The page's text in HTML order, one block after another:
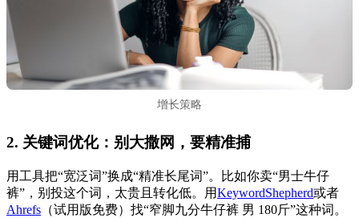
增长策略
2. 关键词优化：别大撒网，要精准捕
用工具把“宽泛词”换成“精准长尾词”。比如你卖“男士牛仔
裤”，别投这个词，太贵且转化低。用KeywordShepherd或者
Ahrefs （试用版免费）找“窄脚九分牛仔裤 男 180斤”这种词。